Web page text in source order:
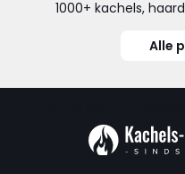
1000+ kachels,
Alle